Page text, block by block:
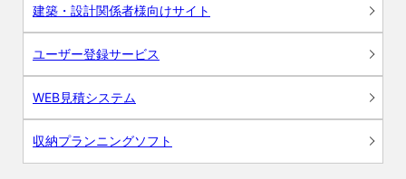
建築・設計関係者様向けサイト
ユーザー登録サービス
WEB見積システム
収納プランニングソフト